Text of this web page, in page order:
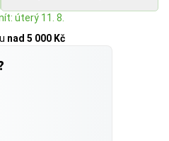
úterý 11. 8.
nad 5 000 Kč